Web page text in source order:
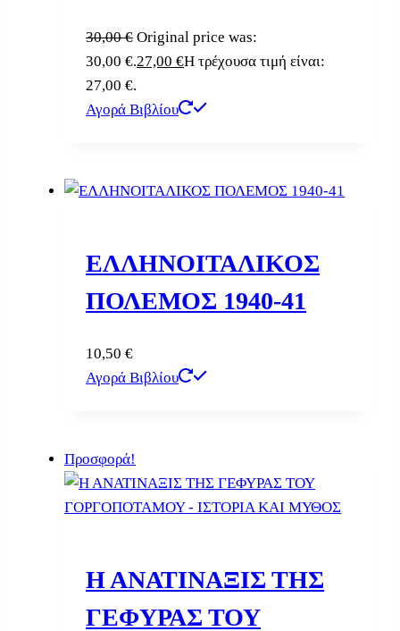
30,00€ Original price was:
30,00 €.27,00 €Η τρέχουσα τιμή είναι:
27,00 €.
Αγορά Βιβλίου
ΕΛΛΗΝΟΙΤΑΛΙΚΟΣ
ΠΟΛΕΜΟΣ 1940-41
10,50 €
Αγορά Βιβλίου
Προσφορά!
Η ΑΝΑΤΙΝΑΞΙΣ ΤΗΣ
ΓΕΦΥΡΑΣ ΤΟΥ